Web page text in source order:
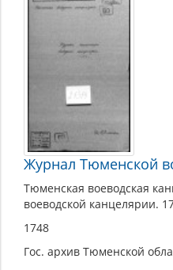
Журнал Тюменской
Тюменская воеводская
воеводской канцелярии.
1748
Гос. архив Тюменской